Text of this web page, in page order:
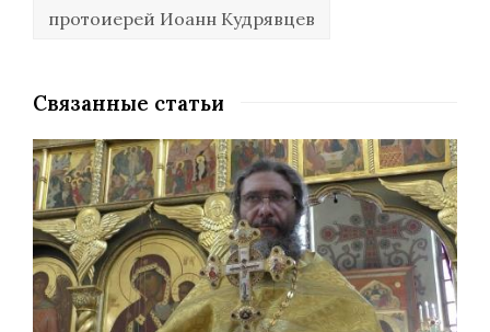
протоиерей Иоанн Кудрявцев
Связанные статьи